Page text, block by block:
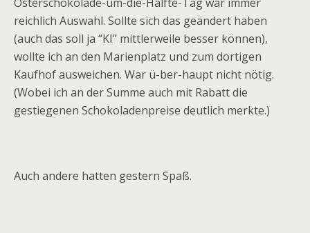
reichlich Auswahl. Sollte sich das geändert haben
(auch das soll ja “KI” mittlerweile besser können),
wollte ich an den Marienplatz und zum dortigen
Kaufhof ausweichen. War ü-ber-haupt nicht nötig.
(Wobei ich an der Summe auch mit Rabatt die
gestiegenen Schokoladenpreise deutlich merkte.)
Auch andere hatten gestern Spaß.